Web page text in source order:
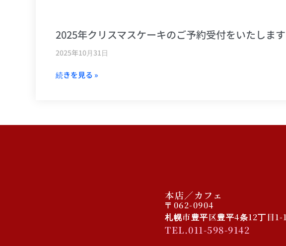
2025年クリスマスケーキのご予約受付をいたします
2025年10月31日
続きを見る »
本店／カフェ
〒062-0904
札幌市豊平区豊平4条12丁目1-1
TEL.011-598-9142